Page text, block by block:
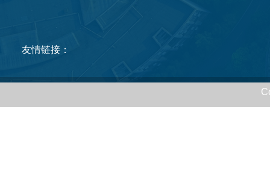
友情链接：